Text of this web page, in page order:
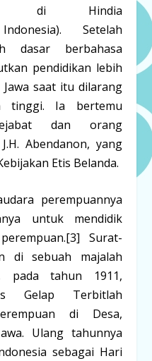
di Hindia
Setelah
dasar berbahasa
pendidikan lebih
saat itu dilarang
tinggi. Ia bertemu
dan orang
Abendanon, yang
Etis Belanda.
perempuannya
untuk mendidik
[3] Surat-
di sebuah majalah
pada tahun 1911,
Gelap Terbitlah
di Desa,
. Ulang tahunnya
sebagai Hari